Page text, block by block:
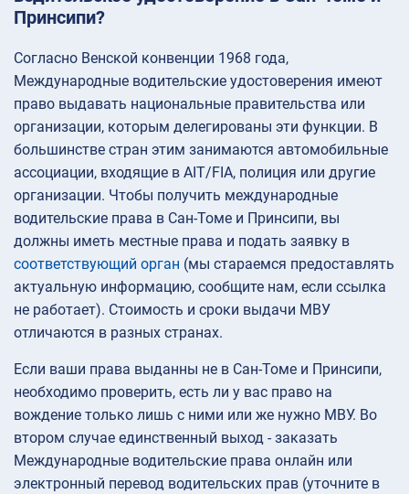
Принсипи?
Согласно Венской конвенции 1968 года,
Международные водительские удостоверения имеют
право выдавать национальные правительства или
организации, которым делегированы эти функции. В
большинстве стран этим занимаются автомобильные
ассоциации, входящие в AIT/FIA, полиция или другие
организации. Чтобы получить международные
водительские права в Сан-Томе и Принсипи, вы
должны иметь местные права и подать заявку в
соответствующий орган (мы стараемся предоставлять
актуальную информацию, сообщите нам, если ссылка
не работает). Стоимость и сроки выдачи МВУ
отличаются в разных странах.
Если ваши права выданны не в Сан-Томе и Принсипи,
необходимо проверить, есть ли у вас право на
вождение только лишь с ними или же нужно МВУ. Во
втором случае единственный выход - заказать
Международные водительские права онлайн или
электронный перевод водительских прав (уточните в